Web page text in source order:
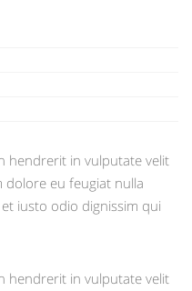
hendrerit in vulputate velit
dolore eu feugiat nulla
iusto odio dignissim qui
hendrerit in vulputate velit